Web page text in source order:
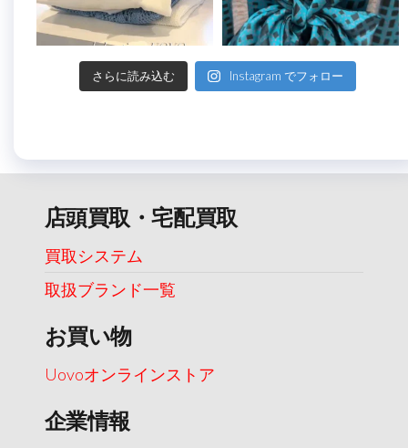
さらに読み込む Instagram でフォロー
店頭買取・宅配買取
買取システム
取扱ブランド一覧
お買い物
Uovoオンラインストア
企業情報